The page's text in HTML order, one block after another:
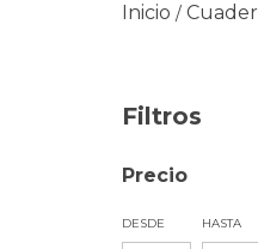
Inicio /
Filtros
Precio
DESDE HASTA